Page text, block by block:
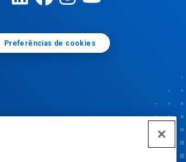
Preferências de cookies